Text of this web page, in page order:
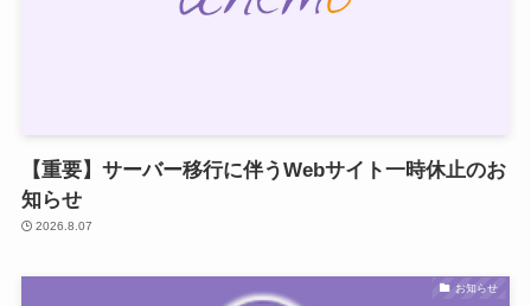
【重要】サーバー移行に伴うWebサイト一時休止のお
知らせ
2026.8.07
お知らせ